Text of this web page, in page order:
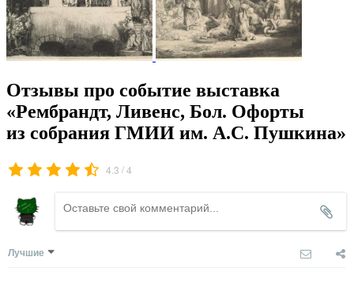
Отзывы про событие выставка
«Рембрандт, Ливенс, Бол. Офорты
из собрания ГМИИ им. А.С. Пушкина»
4.3 /4
Лучшие